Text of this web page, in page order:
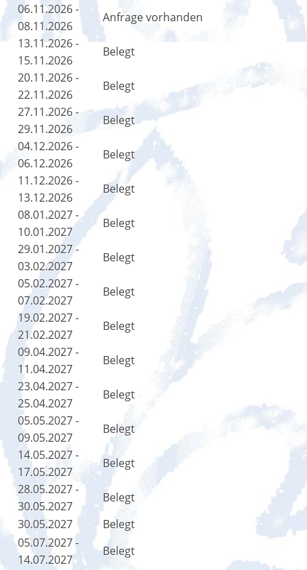
06.11.2026 -
08.11.2026
Anfrage vorhanden
13.11.2026 -
15.11.2026
Belegt
20.11.2026 -
22.11.2026
Belegt
27.11.2026 -
29.11.2026
Belegt
04.12.2026 -
06.12.2026
Belegt
11.12.2026 -
13.12.2026
Belegt
08.01.2027 -
10.01.2027
Belegt
29.01.2027 -
03.02.2027
Belegt
05.02.2027 -
07.02.2027
Belegt
19.02.2027 -
21.02.2027
Belegt
09.04.2027 -
11.04.2027
Belegt
23.04.2027 -
25.04.2027
Belegt
05.05.2027 -
09.05.2027
Belegt
14.05.2027 -
17.05.2027
Belegt
28.05.2027 -
30.05.2027
Belegt
30.05.2027
Belegt
05.07.2027 -
14.07.2027
Belegt